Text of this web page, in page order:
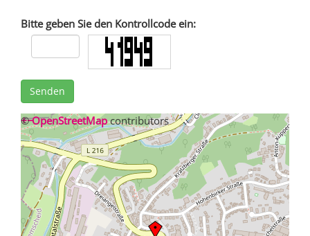
Bitte geben Sie den Kontrollcode ein:
Senden
+−
©OpenStreetMapcontributors